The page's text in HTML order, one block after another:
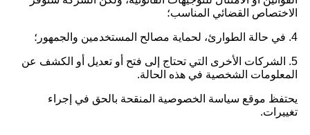
الاختصاص القضائي المناسب؛
4. في حالة الطوارئ، لحماية مصالح المستخدمين والجمهور؛
5. الشركات الأخرى التي تحتاج إلى فتح أو تعديل أو الكشف عن
المعلومات الشخصية في هذه الحالة.
يحتفظ موقع سياسة الخصوصية المنقحة بالحق في إجراء
تغييرات.